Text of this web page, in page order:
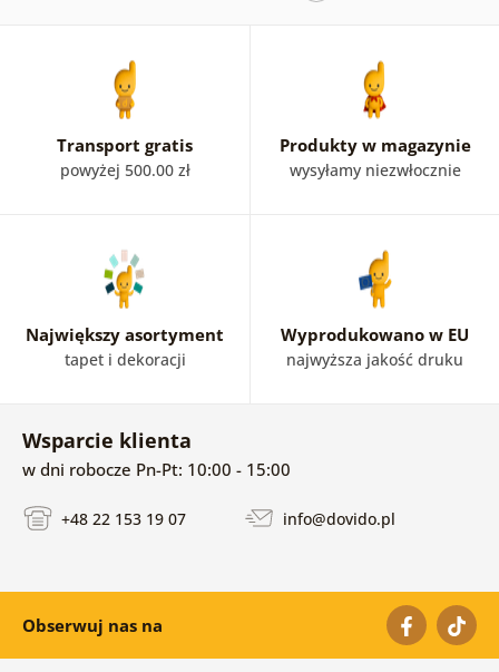
Transport gratis
powyżej 500.00 zł
Produkty w magazynie
wysyłamy niezwłocznie
Największy asortyment
tapet i dekoracji
Wyprodukowano w EU
najwyższa jakość druku
Wsparcie klienta
w dni robocze Pn-Pt: 10:00 - 15:00
+48 22 153 19 07 info@dovido.pl
Obserwuj nas na